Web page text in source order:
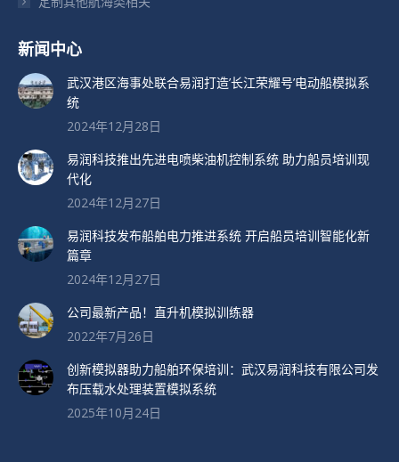
新闻中心
武汉港区海事处联合易润打造’长江荣耀号’电动船模拟系
统
2024年12月28日
易润科技推出先进电喷柴油机控制系统 助力船员培训现
代化
2024年12月27日
易润科技发布船舶电力推进系统 开启船员培训智能化新
篇章
2024年12月27日
公司最新产品！直升机模拟训练器
2022年7月26日
创新模拟器助力船舶环保培训：武汉易润科技有限公司发
布压载水处理装置模拟系统
2025年10月24日